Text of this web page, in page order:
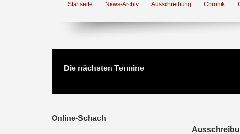
Startseite News-Archiv Ausschreibung Chronik
Die nächsten Termine
Online-Schach